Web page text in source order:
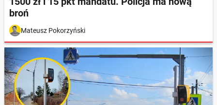
broń
Mateusz Pokorzyński